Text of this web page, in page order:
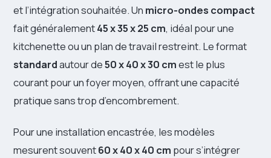
et l’intégration souhaitée. Un micro-ondes compact
fait généralement45 x 35 x 25 cm, idéal pour une
kitchenette ou un plan de travail restreint. Le format
standardautour de50 x 40 x 30 cmest le plus
courant pour un foyer moyen, offrant une capacité
pratique sans trop d’encombrement.
Pour une installation encastrée, les modèles
mesurent souvent60 x 40 x 40 cm pour s’intégrer